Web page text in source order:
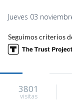
Jueves 03
Seguimos criterios
3801
visitas